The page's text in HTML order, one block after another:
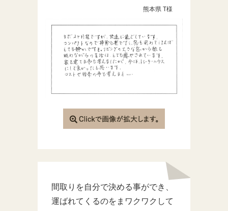
熊本県 T様
間取りを自分で決める事ができ、
運ばれてくるのをまワクワクして